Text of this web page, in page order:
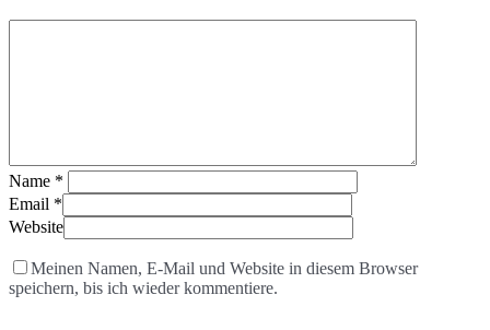
Name *
Email *
Website
Meinen Namen, E-Mail und Website in diesem Browser
speichern, bis ich wieder kommentiere.